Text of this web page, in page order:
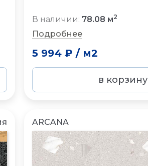
В наличии: 78.08 м2
Подробнее
5 994 ₽ / м2
в корзину
ARCANA